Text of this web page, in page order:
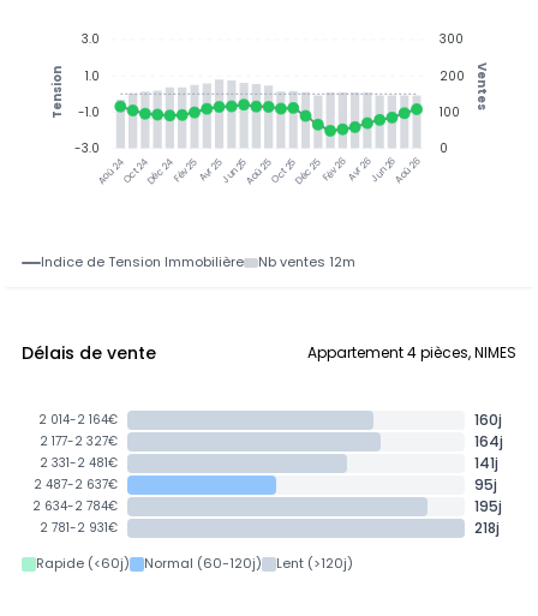
Aoû 24Oct 24Déc 24Fév 25Avr 25Jun 25Aoû 25Oct 25Déc 25Fév 26Avr 26Jun 26Aoû 26
300
200
100
0
Ventes
3.0
1.0
-1.0
-3.0
Tension
Indice de Tension Immobilière Nb ventes 12m
Délais de vente Appartement 4 pièces, NIMES
2 014-2 164€ 160j
2 177-2 327€ 164j
2 331-2 481€ 141j
2 487-2 637€ 95j
2 634-2 784€ 195j
2 781-2 931€ 218j
Rapide (<60j) Normal (60-120j) Lent (>120j)